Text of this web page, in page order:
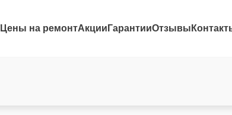
Цены на ремонтАкции ГарантииОтзывы